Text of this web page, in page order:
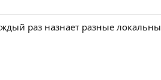
раз назнает разные